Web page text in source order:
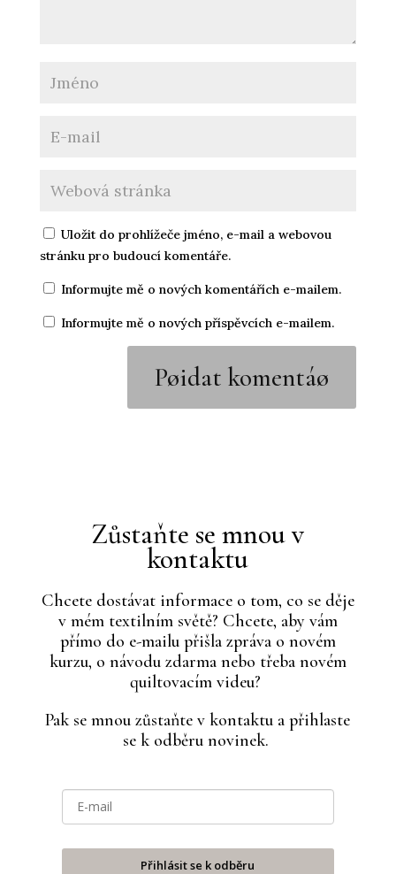
Uložit do prohlížeče jméno, e-mail a webovou
stránku pro budoucí komentáře.
Informujte mě o nových komentářích e-mailem.
Informujte mě o nových příspěvcích e-mailem.
Pøidat komentáø
Zůstaňte se mnou v
kontaktu
Chcete dostávat informace o tom, co se děje
v mém textilním světě? Chcete, aby vám
přímo do e-mailu přišla zpráva o novém
kurzu, o návodu zdarma nebo třeba novém
quiltovacím videu?
Pak se mnou zůstaňte v kontaktu a přihlaste
se k odběru novinek.
Přihlásit se k odběru